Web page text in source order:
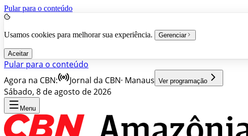
Pular para o conteúdo
Usamos cookies para melhorar sua experiência. Gerenciar
Aceitar
Pular para o conteúdo
Agora na CBN:
Jornal da CBN· Manaus Ver programação
Sábado, 8 de agosto de 2026
Menu